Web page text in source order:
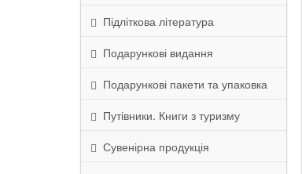
Підліткова література
Подарункові видання
Подарункові пакети та упаковка
Путівники. Книги з туризму
Сувенірна продукція
290 грн.